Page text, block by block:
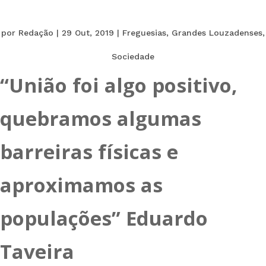
por Redação | 29 Out, 2019 | Freguesias, Grandes Louzadenses,
Sociedade
“União foi algo positivo,
quebramos algumas
barreiras físicas e
aproximamos as
populações” Eduardo
Taveira